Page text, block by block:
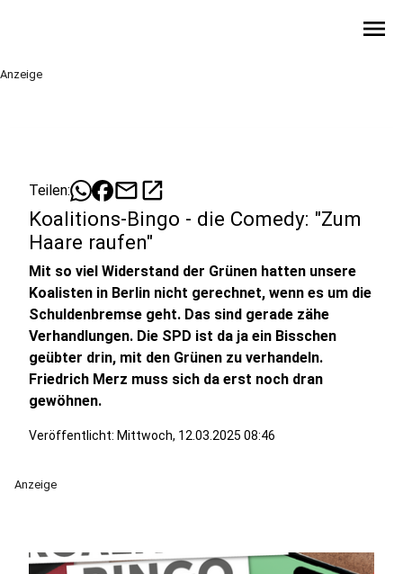
menu
Anzeige
Teilen: mailopen_in_new
Koalitions-Bingo - die Comedy: "Zum
Haare raufen"
Mit so viel Widerstand der Grünen hatten unsere
Koalisten in Berlin nicht gerechnet, wenn es um die
Schuldenbremse geht. Das sind gerade zähe
Verhandlungen. Die SPD ist da ja ein Bisschen
geübter drin, mit den Grünen zu verhandeln.
Friedrich Merz muss sich da erst noch dran
gewöhnen.
Veröffentlicht: Mittwoch, 12.03.2025 08:46
Anzeige